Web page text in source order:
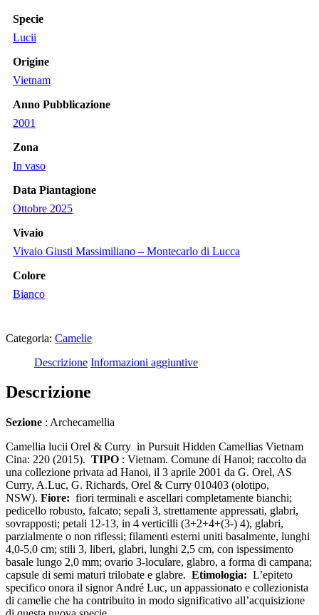
Specie
Lucii
Origine
Vietnam
Anno Pubblicazione
2001
Zona
In vaso
Data Piantagione
Ottobre 2025
Vivaio
Vivaio Giusti Massimiliano – Montecarlo di Lucca
Colore
Bianco
Categoria: Camelie
Descrizione Informazioni aggiuntive
Descrizione
Sezione : Archecamellia
Camellia lucii Orel & Curry in Pursuit Hidden Camellias Vietnam
Cina: 220 (2015). TIPO : Vietnam. Comune di Hanoi; raccolto da
una collezione privata ad Hanoi, il 3 aprile 2001 da G. Orel, AS
Curry, A.Luc, G. Richards, Orel & Curry 010403 (olotipo,
NSW). Fiore: fiori terminali e ascellari completamente bianchi;
pedicello robusto, falcato; sepali 3, strettamente appressati, glabri,
sovrapposti; petali 12-13, in 4 verticilli (3+2+4+(3-) 4), glabri,
parzialmente o non riflessi; filamenti esterni uniti basalmente, lunghi
4,0-5,0 cm; stili 3, liberi, glabri, lunghi 2,5 cm, con ispessimento
basale lungo 2,0 mm; ovario 3-loculare, glabro, a forma di campana;
capsule di semi maturi trilobate e glabre. Etimologia: L’epiteto
specifico onora il signor André Luc, un appassionato e collezionista
di camelie che ha contribuito in modo significativo all’acquisizione